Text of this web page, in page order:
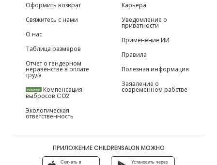
Оформить возврат
Свяжитесь с нами
О нас
Таблица размеров
Отчет о гендерном
неравенстве в оплате
труда
НОВИНКИ Компенсация
выбросов CO2
Экологическая
ответственность
Карьера
Уведомление о
приватности
Применение ИИ
Правила
Полезная информация
Заявление о
современном рабстве
ПРИЛОЖЕНИЕ CHILDRENSALON МОЖНО
Скачать в Установить через